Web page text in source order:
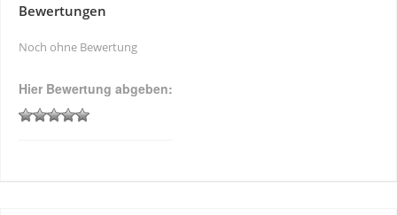
Bewertungen
Noch ohne Bewertung
Hier Bewertung abgeben: